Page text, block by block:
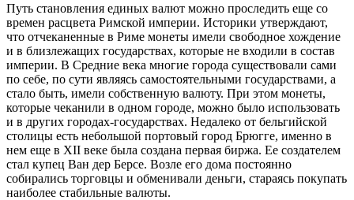
Путь становления единых валют можно проследить еще со
времен расцвета Римской империи. Историки утверждают,
что отчеканенные в Риме монеты имели свободное хождение
и в близлежащих государствах, которые не входили в состав
империи. В Средние века многие города существовали сами
по себе, по сути являясь самостоятельными государствами, а
стало быть, имели собственную валюту. При этом монеты,
которые чеканили в одном городе, можно было использовать
и в других городах-государствах. Недалеко от бельгийской
столицы есть небольшой портовый город Брюгге, именно в
нем еще в XII веке была создана первая биржа. Ее создателем
стал купец Ван дер Берсе. Возле его дома постоянно
собирались торговцы и обменивали деньги, стараясь покупать
наиболее стабильные валюты.